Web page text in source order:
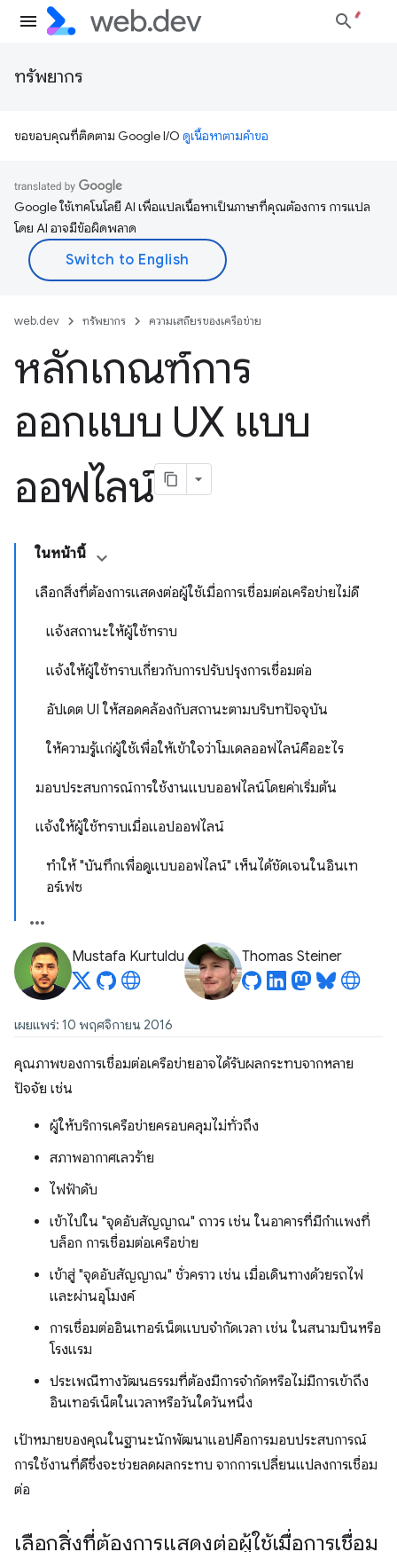
ทรัพยากร
ขอขอบคุณที่ติดตาม Google I/O ดูเนื้อหาตามคำขอ
Google ใช้เทคโนโลยี AI เพื่อแปลเนื้อหาเป็นภาษาที่คุณต้องการ การแปล
โดย AI อาจมีข้อผิดพลาด
web.dev ทรัพยากร ความเสถียรของเครือข่าย
หลักเกณฑ์การ
ออกแบบ UX แบบ
ออฟไลน์
ในหน้านี้
เลือกสิ่งที่ต้องการแสดงต่อผู้ใช้เมื่อการเชื่อมต่อเครือข่ายไม่ดี
แจ้งสถานะให้ผู้ใช้ทราบ
แจ้งให้ผู้ใช้ทราบเกี่ยวกับการปรับปรุงการเชื่อมต่อ
อัปเดต UI ให้สอดคล้องกับสถานะตามบริบทปัจจุบัน
ให้ความรู้แก่ผู้ใช้เพื่อให้เข้าใจว่าโมเดลออฟไลน์คืออะไร
มอบประสบการณ์การใช้งานแบบออฟไลน์โดยค่าเริ่มต้น
แจ้งให้ผู้ใช้ทราบเมื่อแอปออฟไลน์
ทำให้ "บันทึกเพื่อดูแบบออฟไลน์" เห็นได้ชัดเจนในอินเท
อร์เฟซ
Mustafa Kurtuldu Thomas Steiner
เผยแพร่: 10 พฤศจิกายน 2016
คุณภาพของการเชื่อมต่อเครือข่ายอาจได้รับผลกระทบจากหลาย
ปัจจัย เช่น
ผู้ให้บริการเครือข่ายครอบคลุมไม่ทั่วถึง
สภาพอากาศเลวร้าย
ไฟฟ้าดับ
เข้าไปใน "จุดอับสัญญาณ" ถาวร เช่น ในอาคารที่มีกำแพงที่
บล็อก การเชื่อมต่อเครือข่าย
เข้าสู่ "จุดอับสัญญาณ" ชั่วคราว เช่น เมื่อเดินทางด้วยรถไฟ
และผ่านอุโมงค์
การเชื่อมต่ออินเทอร์เน็ตแบบจำกัดเวลา เช่น ในสนามบินหรือ
โรงแรม
ประเพณีทางวัฒนธรรมที่ต้องมีการจำกัดหรือไม่มีการเข้าถึง
อินเทอร์เน็ตในเวลาหรือวันใดวันหนึ่ง
เป้าหมายของคุณในฐานะนักพัฒนาแอปคือการมอบประสบการณ์
การใช้งานที่ดีซึ่งจะช่วยลดผลกระทบ จากการเปลี่ยนแปลงการเชื่อม
ต่อ
เลือกสิ่งที่ต้องการแสดงต่อผู้ใช้เมื่อการเชื่อม